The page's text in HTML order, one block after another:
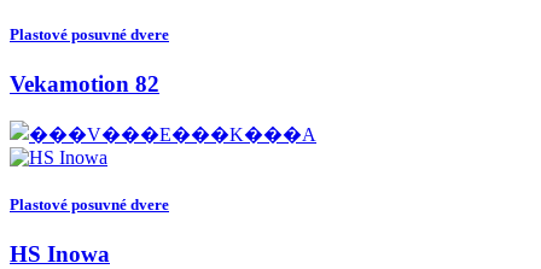
Plastové posuvné dvere
Vekamotion 82
Plastové posuvné dvere
HS Inowa